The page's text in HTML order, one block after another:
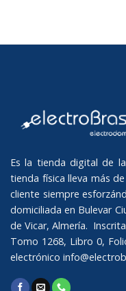
Es la tienda digital de
tienda física lleva más
cliente siempre
domiciliada en Bulevar
de Vicar, Almería.
Tomo 1268, Libro 0,
electrónico